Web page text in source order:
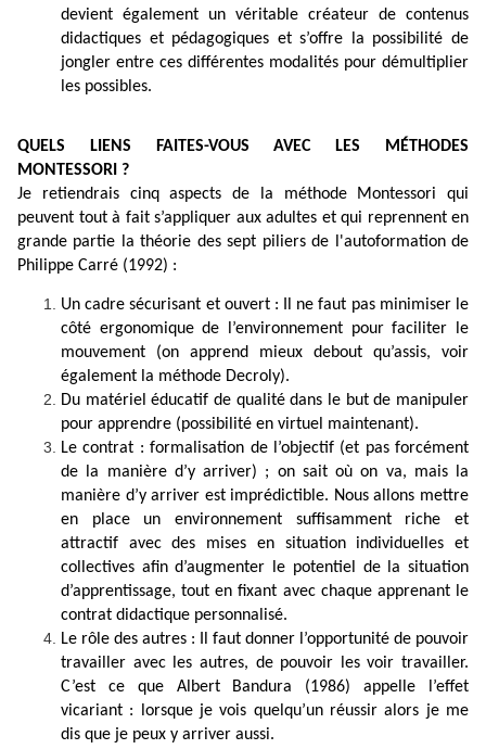
devient également un véritable créateur de contenus
didactiques et pédagogiques et s’offre la possibilité de
jongler entre ces différentes modalités pour démultiplier
les possibles.
QUELS LIENS FAITES-VOUS AVEC LES MÉTHODES
MONTESSORI ?
Je retiendrais cinq aspects de la méthode Montessori qui
peuvent tout à fait s’appliquer aux adultes et qui reprennent en
grande partie la théorie des sept piliers de l'autoformation de
Philippe Carré (1992) :
Un cadre sécurisant et ouvert : Il ne faut pas minimiser le
côté ergonomique de l’environnement pour faciliter le
mouvement (on apprend mieux debout qu’assis, voir
également la méthode Decroly).
Du matériel éducatif de qualité dans le but de manipuler
pour apprendre (possibilité en virtuel maintenant).
Le contrat : formalisation de l’objectif (et pas forcément
de la manière d’y arriver) ; on sait où on va, mais la
manière d’y arriver est imprédictible. Nous allons mettre
en place un environnement suffisamment riche et
attractif avec des mises en situation individuelles et
collectives afin d’augmenter le potentiel de la situation
d’apprentissage, tout en fixant avec chaque apprenant le
contrat didactique personnalisé.
Le rôle des autres : Il faut donner l’opportunité de pouvoir
travailler avec les autres, de pouvoir les voir travailler.
C’est ce que Albert Bandura (1986) appelle l’effet
vicariant : lorsque je vois quelqu’un réussir alors je me
dis que je peux y arriver aussi.